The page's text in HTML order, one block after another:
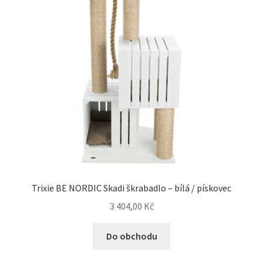
Trixie BE NORDIC Skadi škrabadlo – bílá / pískovec
3 404,00 Kč
Do obchodu